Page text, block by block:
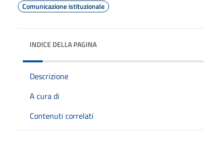
Comunicazione istituzionale
INDICE DELLA PAGINA
Descrizione
A cura di
Contenuti correlati